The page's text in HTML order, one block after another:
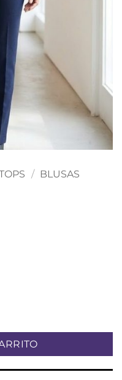
/ BLUSAS